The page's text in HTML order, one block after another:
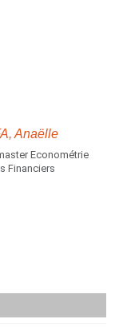
Anaëlle
Econométrie
Financiers